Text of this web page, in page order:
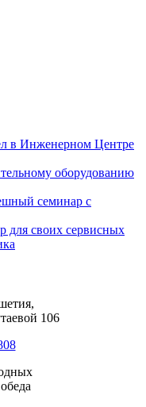
в Инженерном Центре
оборудованию
семинар с
для своих сервисных
106